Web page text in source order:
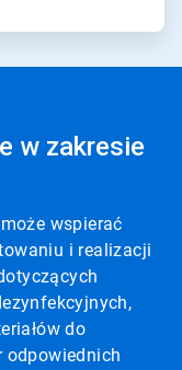
w zakresie
wspierać
i realizacji
do
odpowiednich